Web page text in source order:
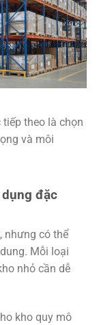
theo là chọn
và môi
đặc
, nhưng có thể
Mỗi loại
nhỏ cần dễ
kho quy mô